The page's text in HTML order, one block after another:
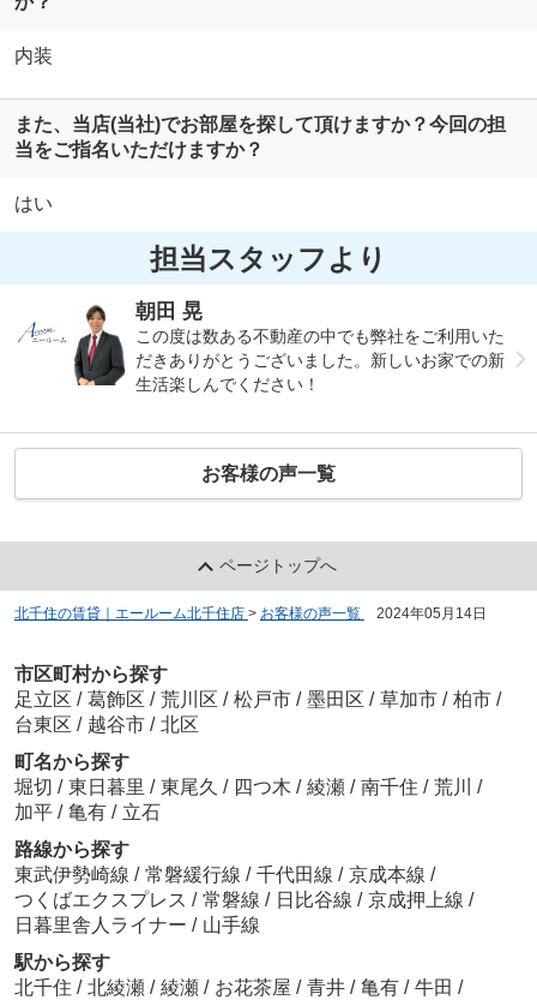
内装
また、当店(当社)でお部屋を探して頂けますか？今回の担
当をご指名いただけますか？
はい
担当スタッフより
朝田 晃
この度は数ある不動産の中でも弊社をご利用いた
だきありがとうございました。新しいお家での新
生活楽しんでください！
お客様の声一覧
ページトップへ
北千住の賃貸｜エールーム北千住店 > お客様の声一覧 2024年05月14日
市区町村から探す
足立区 / 葛飾区 / 荒川区 / 松戸市 / 墨田区 / 草加市 / 柏市 /
台東区 / 越谷市 / 北区
町名から探す
堀切 / 東日暮里 / 東尾久 / 四つ木 / 綾瀬 / 南千住 / 荒川 /
加平 / 亀有 / 立石
路線から探す
東武伊勢崎線 / 常磐緩行線 / 千代田線 / 京成本線 /
つくばエクスプレス / 常磐線 / 日比谷線 / 京成押上線 /
日暮里舎人ライナー / 山手線
駅から探す
北千住 / 北綾瀬 / 綾瀬 / お花茶屋 / 青井 / 亀有 / 牛田 /